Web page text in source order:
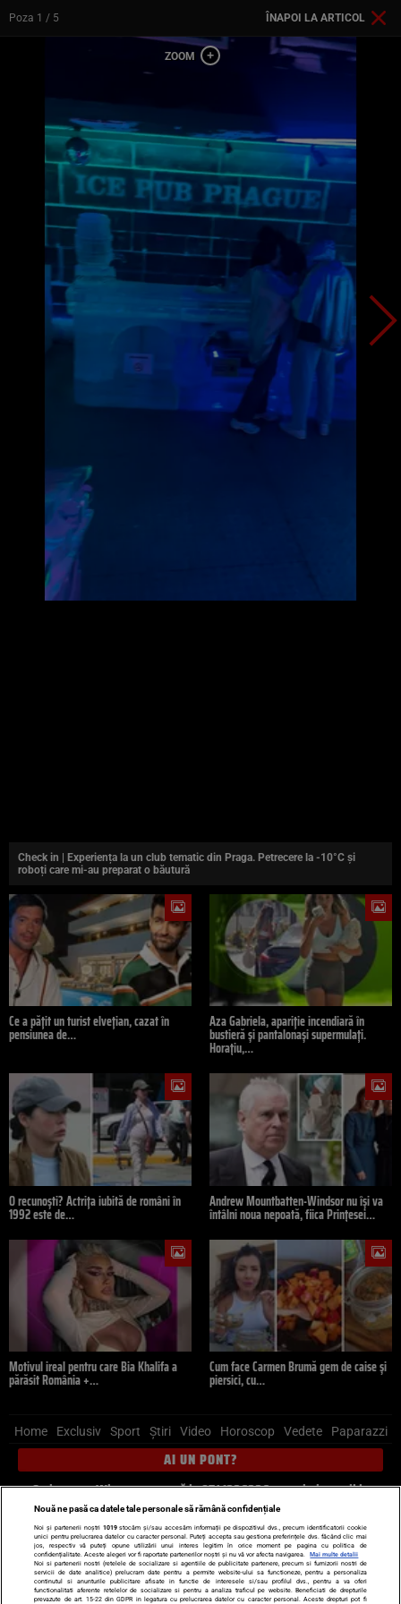
Poza 1 / 5 ÎNAPOI LA ARTICOL
Check in | Experiența la un club tematic din Praga. Petrecere la -10°C și
roboți care mi-au preparat o băutură
Ce a pățit un turist elvețian, cazat în
pensiunea de…
Aza Gabriela, apariție incendiară în
bustieră și pantalonași supermulați.
Horațiu,…
O recunoști? Actrița iubită de români în
1992 este de…
Andrew Mountbatten-Windsor nu își va
întâlni noua nepoată, fiica Prințesei…
Motivul ireal pentru care Bia Khalifa a
părăsit România +…
Cum face Carmen Brumă gem de caise și
piersici, cu…
Home Exclusiv Sport Știri Video Horoscop Vedete Paparazzi
AI UN PONT?
Scrie-ne pe Whatsapp, sună la 0741226226 sau trimite mail la
pont@cancan.ro
Știri interne Știri externe
Politică
Ultimele stiri
Diete Insula Iubirii Dictionar de vise
LIFE STYLE
Horoscop
Nouă ne pasă ca datele tale personale să rămână confidențiale
Noi și partenerii noștri 1019stocăm și/sau accesăm informații pe dispozitivul dvs., precum identificatorii cookie
unici pentru prelucrarea datelor cu caracter personal. Puteți accepta sau gestiona preferințele dvs. făcând clic mai
jos, respectiv vă puteți opune utilizării unui interes legitim în orice moment pe pagina cu politica de
confidențialitate. Aceste alegeri vor fi raportate partenerilor noștri și nu vă vor afecta navigarea.
Mai multe detalii
Noi si partenerii nostri (retelele de socializare si agentiile de publicitate partenere, precum si furnizorii nostri de
servicii de date analitice) prelucram date pentru a permite website-ului sa functioneze, pentru a personaliza
continutul si anunturile publicitare afisate in functie de interesele si/sau profilul dvs., pentru a va oferi
functionalitati aferente retelelor de socializare si pentru a analiza traficul pe website. Beneficiati de drepturile
prevazute de art. 15-22 din GDPR in legatura cu prelucrarea datelor cu caracter personal. Aceste drepturi pot fi